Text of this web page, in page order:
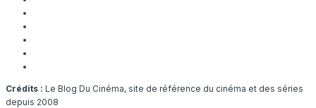
Crédits : Le Blog Du Cinéma, site de référence du cinéma et des séries
depuis 2008